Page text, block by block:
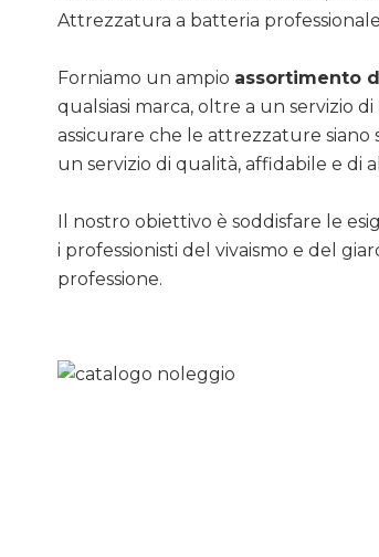
Attrezzatura a batteria
Forniamo un ampio assortimento
qualsiasi marca, oltre a un servizio di
assicurare che le attrezzature
un servizio di qualità, affidabile e di
Il nostro obiettivo è soddisfare le
i professionisti del vivaismo e del
professione.